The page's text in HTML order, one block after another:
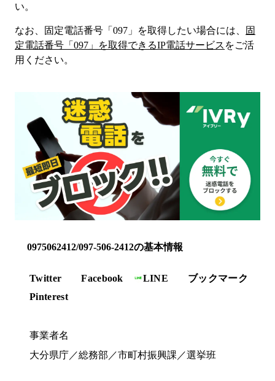
い。
なお、固定電話番号「 097 」を取得したい場合には、
固
定電話番号「 097 」を取得できるIP電話サービス をご活
用ください。
0975062412/097-506-2412の基本情報
Twitter Facebook LINE
ブックマーク
Pinterest
事業者名
大分県庁／総務部／市町村振興課／選挙班